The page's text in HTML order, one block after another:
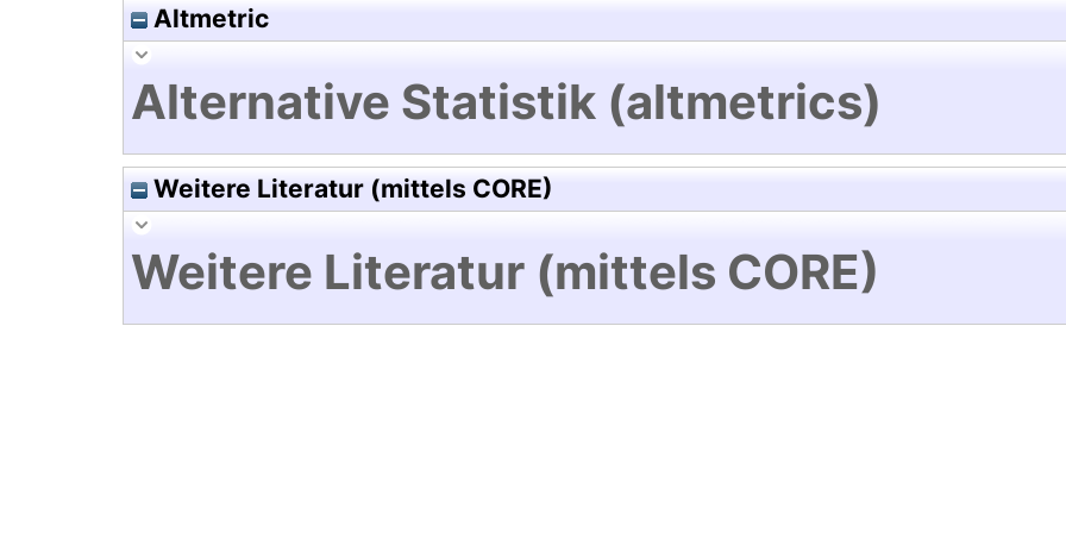
Altmetric
Alternative Statistik (altmetrics)
Weitere Literatur (mittels CORE)
Weitere Literatur (mittels CORE)